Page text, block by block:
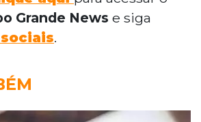
Grande News e siga
.